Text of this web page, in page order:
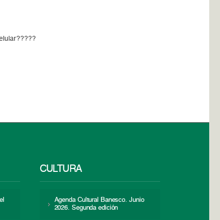
CULTURA
Agenda Cultural Banesco. Junio
2026. Segunda edición